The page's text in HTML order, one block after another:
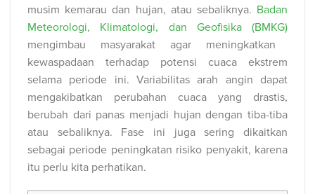
musim kemarau dan hujan, atau sebaliknya. Badan
Meteorologi, Klimatologi, dan Geofisika (BMKG)
mengimbau masyarakat agar meningkatkan
kewaspadaan terhadap potensi cuaca ekstrem
selama periode ini. Variabilitas arah angin dapat
mengakibatkan perubahan cuaca yang drastis,
berubah dari panas menjadi hujan dengan tiba-tiba
atau sebaliknya. Fase ini juga sering dikaitkan
sebagai periode peningkatan risiko penyakit, karena
itu perlu kita perhatikan.